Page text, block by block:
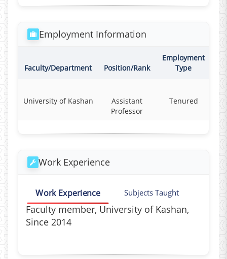
Employment Information
Faculty/Department Position/Rank
Employment
Type
University of Kashan
Assistant
Professor
Tenured
Work Experience
Work Experience Subjects Taught
Faculty member, University of Kashan,
Since 2014